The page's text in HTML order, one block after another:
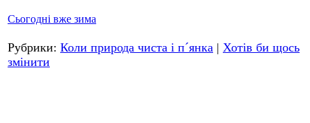
Сьогодні вже зима
Рубрики: Коли природа чиста і п´янка | Хотів би щось
змінити